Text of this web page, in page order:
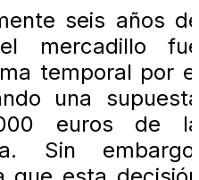
seis años
mercadillo
temporal por
una
euros de
Sin